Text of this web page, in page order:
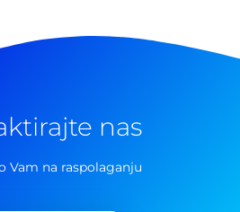
nas
Vam na raspolaganju